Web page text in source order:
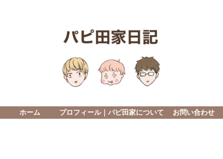
ホーム プロフィール｜パピ田家について お問い合わせ